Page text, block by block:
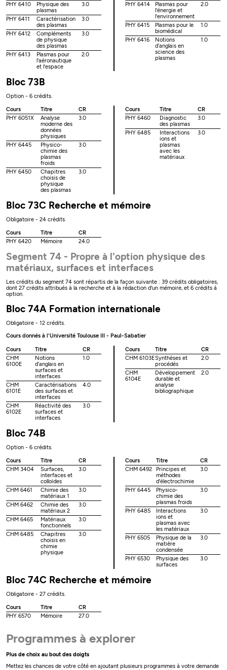
PHY 6410
Physique des
plasmas
3.0
PHY 6411
Caractérisation
des plasmas
3.0
PHY 6412
Compléments
de physique
des plasmas
3.0
PHY 6413
Plasmas pour
l'aéronautique
et l'espace
2.0
PHY 6414
Plasmas pour
l'énergie et
l'environnement
2.0
PHY 6415
Plasmas pour le
biomédical
1.0
PHY 6416
Notions
d’anglais en
science des
plasmas
1.0
Bloc 73B
Option - 6 crédits.
Cours
Titre
CR
PHY 6051X
Analyse
moderne des
données
physiques
3.0
PHY 6445
Physico-
chimie des
plasmas
froids
3.0
PHY 6450
Chapitres
choisis de
physique
des plasmas
3.0
Cours Titre
CR
PHY 6460
Diagnostic
des plasmas
3.0
PHY 6485
Interactions
ions et
plasmas
avec les
matériaux
3.0
Bloc 73C Recherche et mémoire
Obligatoire - 24 crédits.
Cours
Titre
CR
PHY 6420
Mémoire 24.0
Segment 74 - Propre à l'option physique des
matériaux, surfaces et interfaces
Les crédits du segment 74 sont répartis de la façon suivante : 39 crédits obligatoires,
dont 27 crédits attribués à la recherche et à la rédaction d'un mémoire, et 6 crédits à
option.
Bloc 74A Formation internationale
Obligatoire - 12 crédits.
Cours donnés à l'Université Toulouse III - Paul-Sabatier
Cours Titre
CR
CHM
6100E
Notions
d’anglais en
surfaces et
interfaces
1.0
CHM
6101E
Caractérisations
des surfaces et
interfaces
4.0
CHM
6102E
Réactivité des
surfaces et
interfaces
3.0
Cours Titre
CR
CHM 6103ESynthèses et
procédés
2.0
CHM
6104E
Développement
durable et
analyse
bibliographique
2.0
Bloc 74B
Option - 6 crédits.
Cours
Titre
CR
CHM 3404
Surfaces,
interfaces et
colloïdes
3.0
CHM 6461
Chimie des
matériaux 1
3.0
CHM 6462
Chimie des
matériaux 2
3.0
CHM 6465
Matériaux
fonctionnels
3.0
CHM 6485
Chapitres
choisis en
chimie
physique
3.0
Cours Titre
CR
CHM 6492
Principes et
méthodes
d'électrochimie
3.0
PHY 6445
Physico-
chimie des
plasmas froids
3.0
PHY 6485
Interactions
ions et
plasmas avec
les matériaux
3.0
PHY 6505
Physique de la
matière
condensée
3.0
PHY 6530
Physique des
surfaces
3.0
Bloc 74C Recherche et mémoire
Obligatoire - 27 crédits.
Cours
Titre
CR
PHY 6570
Mémoire 27.0
Programmes à explorer
Plus de choix au bout des doigts
Mettez les chances de votre côté en ajoutant plusieurs programmes à votre demande